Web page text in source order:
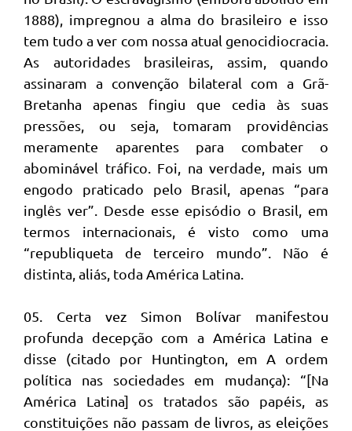
1888), impregnou a alma do brasileiro e isso
tem tudo a ver com nossa atual genocidiocracia.
As autoridades brasileiras, assim, quando
assinaram a convenção bilateral com a Grã-
Bretanha apenas fingiu que cedia às suas
pressões, ou seja, tomaram providências
meramente aparentes para combater o
abominável tráfico. Foi, na verdade, mais um
engodo praticado pelo Brasil, apenas “para
inglês ver”. Desde esse episódio o Brasil, em
termos internacionais, é visto como uma
“republiqueta de terceiro mundo”. Não é
distinta, aliás, toda América Latina.
05. Certa vez Simon Bolívar manifestou
profunda decepção com a América Latina e
disse (citado por Huntington, em A ordem
política nas sociedades em mudança): “[Na
América Latina] os tratados são papéis, as
constituições não passam de livros, as eleições